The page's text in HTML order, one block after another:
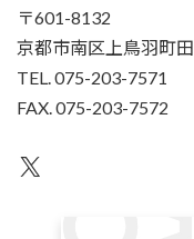
〒601-8132
京都市南区上鳥羽町
TEL. 075-203-7571
FAX. 075-203-7572
X